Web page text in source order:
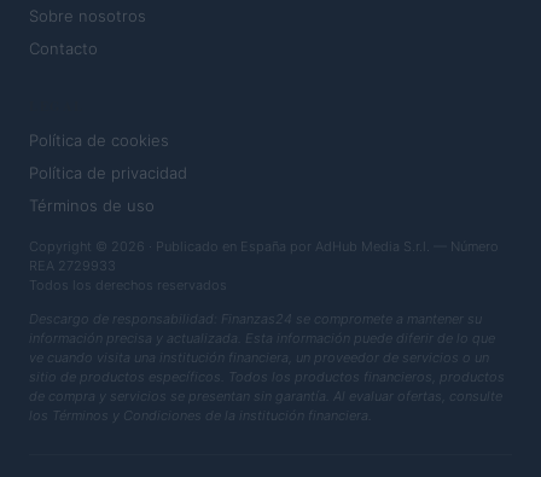
Sobre nosotros
Contacto
Política de cookies
Política de privacidad
Términos de uso
Copyright © 2026 · Publicado en España por AdHub Media S.r.l. — Número
REA 2729933
Todos los derechos reservados
Descargo de responsabilidad: Finanzas24 se compromete a mantener su
información precisa y actualizada. Esta información puede diferir de lo que
ve cuando visita una institución financiera, un proveedor de servicios o un
sitio de productos específicos. Todos los productos financieros, productos
de compra y servicios se presentan sin garantía. Al evaluar ofertas, consulte
los Términos y Condiciones de la institución financiera.